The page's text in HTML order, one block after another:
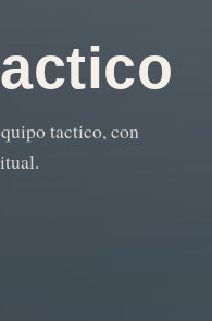
tactico, con